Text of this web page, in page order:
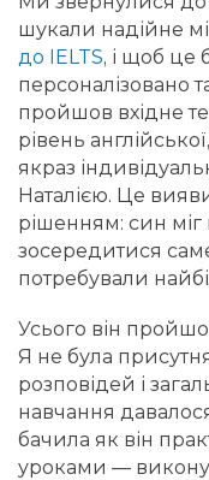
шукали надійне
до IELTS, і щоб це
персоналізовано
пройшов вхідне
рівень
якраз
Наталією. Це
рішенням: син міг
зосередитися
потребували
Усього він
Я не була
розповідей і
навчання
бачила як він
уроками —